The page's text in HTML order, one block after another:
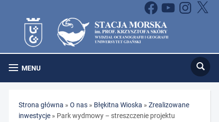
FacebookYouTubeInstagram
X
MENU
Strona główna » O nas» Błękitna Wioska » Zrealizowane
inwestycje» Park wydmowy – streszczenie projektu